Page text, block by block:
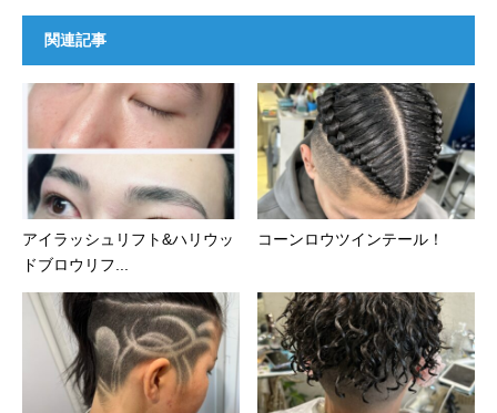
関連記事
アイラッシュリフト&ハリウッ
ドブロウリフ...
コーンロウツインテール！